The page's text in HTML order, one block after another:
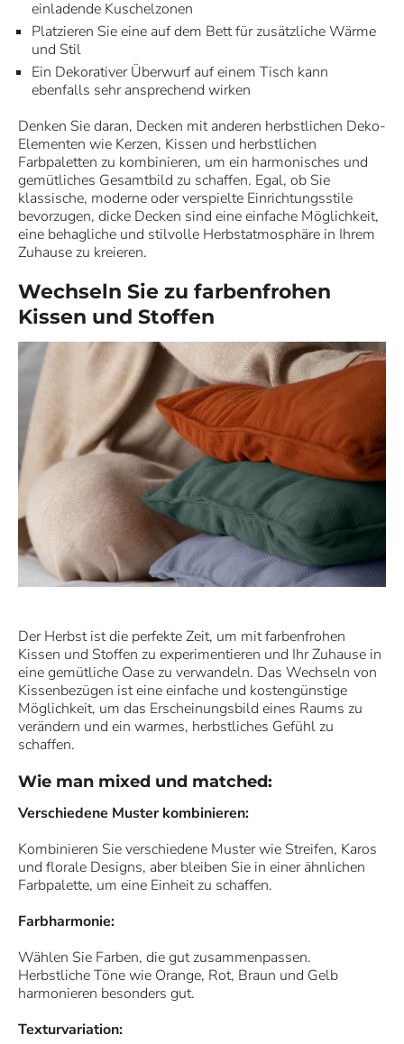
einladende Kuschelzonen
Platzieren Sie eine auf dem Bett für zusätzliche Wärme
und Stil
Ein Dekorativer Überwurf auf einem Tisch kann
ebenfalls sehr ansprechend wirken
Denken Sie daran, Decken mit anderen herbstlichen Deko-
Elementen wie Kerzen, Kissen und herbstlichen
Farbpaletten zu kombinieren, um ein harmonisches und
gemütliches Gesamtbild zu schaffen. Egal, ob Sie
klassische, moderne oder verspielte Einrichtungsstile
bevorzugen, dicke Decken sind eine einfache Möglichkeit,
eine behagliche und stilvolle Herbstatmosphäre in Ihrem
Zuhause zu kreieren.
Wechseln Sie zu farbenfrohen
Kissen und Stoffen
Der Herbst ist die perfekte Zeit, um mit farbenfrohen
Kissen und Stoffen zu experimentieren und Ihr Zuhause in
eine gemütliche Oase zu verwandeln. Das Wechseln von
Kissenbezügen ist eine einfache und kostengünstige
Möglichkeit, um das Erscheinungsbild eines Raums zu
verändern und ein warmes, herbstliches Gefühl zu
schaffen.
Wie man mixed und matched:
Verschiedene Muster kombinieren:
Kombinieren Sie verschiedene Muster wie Streifen, Karos
und florale Designs, aber bleiben Sie in einer ähnlichen
Farbpalette, um eine Einheit zu schaffen.
Farbharmonie:
Wählen Sie Farben, die gut zusammenpassen.
Herbstliche Töne wie Orange, Rot, Braun und Gelb
harmonieren besonders gut.
Texturvariation: